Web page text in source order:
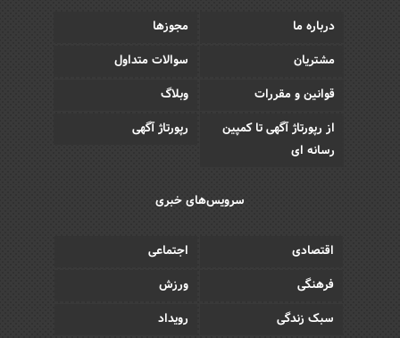
درباره ما
مجوزها
مشتریان
سوالات متداول
قوانین و مقررات
وبلاگ
از رپورتاژ آگهی تا کمپین
رسانه ای
رپورتاژ آگهی
سرویس‌های خبری
اقتصادی
اجتماعی
فرهنگی
ورزش
سبک زندگی
رویداد